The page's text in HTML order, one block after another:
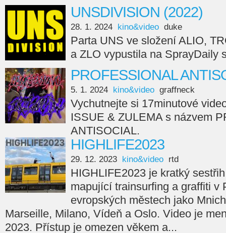
UNSDIVISION (2022)
28. 1. 2024 kino&video duke
Parta UNS ve složení ALIO,
a ZLO vypustila na SprayDaily
PROFESSIONAL
5. 1. 2024 kino&video graffneck
Vychutnejte si 17minutové
ISSUE & ZULEMA s názvem
ANTISOCIAL.
HIGHLIFE2023
29. 12. 2023 kino&video rtd
HIGHLIFE2023 je kratký
mapující trainsurfing a graffiti v
evropských městech jako
Marseille, Milano, Vídeň a Oslo. Video je
2023. Přístup je omezen věkem a...